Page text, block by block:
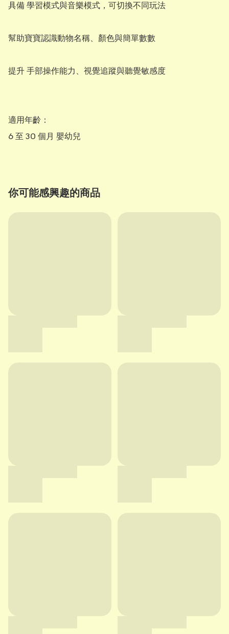
具備 學習模式與音樂模式，可切換不同玩法
幫助寶寶認識動物名稱、顏色與簡單數數
提升 手部操作能力、視覺追蹤與聽覺敏感度
適用年齡：
6 至 30 個月 嬰幼兒
你可能感興趣的商品